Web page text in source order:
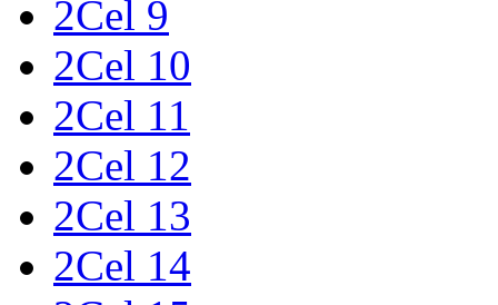
2Cel 9
2Cel 10
2Cel 11
2Cel 12
2Cel 13
2Cel 14